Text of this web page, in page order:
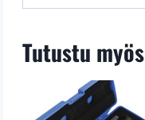
Tutustu myös